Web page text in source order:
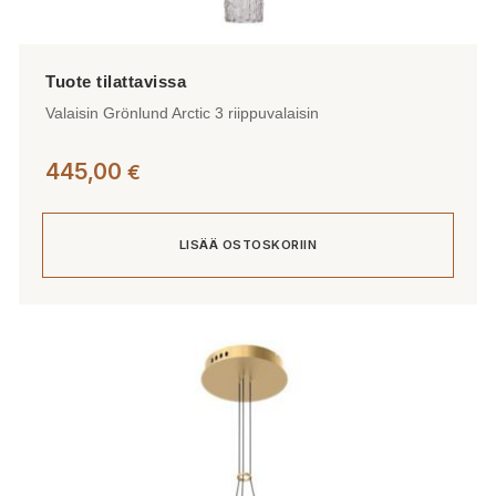
Valaisin Grönlund Arctic 3 riippuvalaisin
445,00 €
LISÄÄ OSTOSKORIIN